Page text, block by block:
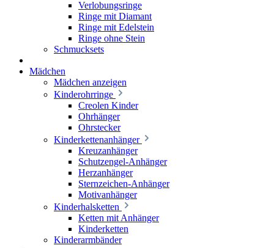
Verlobungsringe
Ringe mit Diamant
Ringe mit Edelstein
Ringe ohne Stein
Schmucksets
Mädchen
Mädchen anzeigen
Kinderohrringe
Creolen Kinder
Ohrhänger
Ohrstecker
Kinderkettenanhänger
Kreuzanhänger
Schutzengel-Anhänger
Herzanhänger
Sternzeichen-Anhänger
Motivanhänger
Kinderhalsketten
Ketten mit Anhänger
Kinderketten
Kinderarmbänder